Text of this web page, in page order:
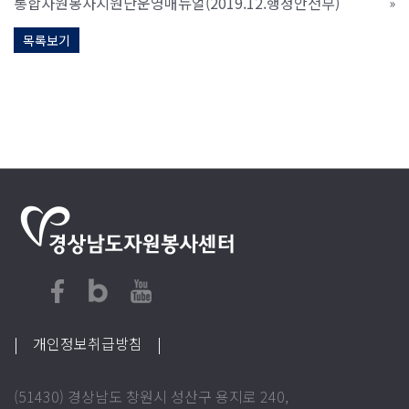
목록보기
| 개인정보취급방침 |
(51430) 경상남도 창원시 성산구 용지로 240,